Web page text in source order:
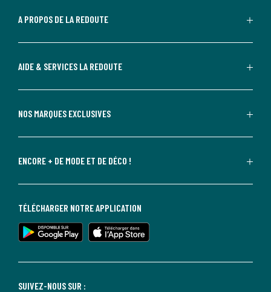
A PROPOS DE LA REDOUTE
AIDE & SERVICES LA REDOUTE
NOS MARQUES EXCLUSIVES
ENCORE + DE MODE ET DE DÉCO !
SUIVEZ-NOUS SUR :
TÉLÉCHARGER NOTRE APPLICATION